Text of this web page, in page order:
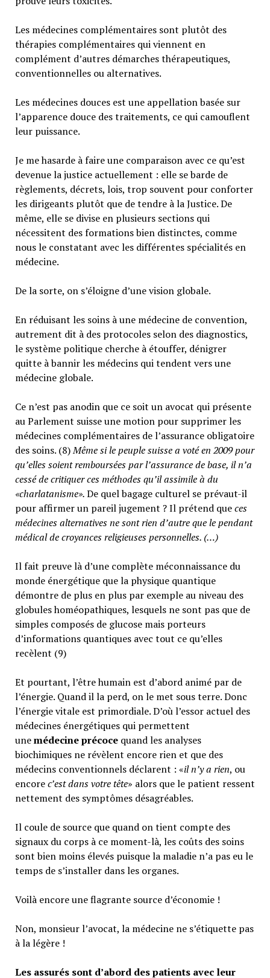
Les médecines complémentaires sont plutôt des
thérapies complémentaires qui viennent en
complément d’autres démarches thérapeutiques,
conventionnelles ou alternatives.
Les médecines douces est une appellation basée sur
l’apparence douce des traitements, ce qui camouflent
leur puissance.
Je me hasarde à faire une comparaison avec ce qu’est
devenue la justice actuellement : elle se barde de
règlements, décrets, lois, trop souvent pour conforter
les dirigeants plutôt que de tendre à la Justice. De
même, elle se divise en plusieurs sections qui
nécessitent des formations bien distinctes, comme
nous le constatant avec les différentes spécialités en
médecine.
De la sorte, on s’éloigne d’une vision globale.
En réduisant les soins à une médecine de convention,
autrement dit à des protocoles selon des diagnostics,
le système politique cherche à étouffer, dénigrer
quitte à bannir les médecins qui tendent vers une
médecine globale.
Ce n’est pas anodin que ce soit un avocat qui présente
au Parlement suisse une motion pour supprimer les
médecines complémentaires de l’assurance obligatoire
des soins. (8)Même si le peuple suisse a voté en 2009 pour
qu’elles soient remboursées par l’assurance de base, il n’a
cessé de critiquer ces méthodes qu’il assimile à du
«charlatanisme».De quel bagage culturel se prévaut-il
pour affirmer un pareil jugement ? Il prétend queces
médecines alternatives ne sont rien d’autre que le pendant
médical de croyances religieuses personnelles. (…)
Il fait preuve là d’une complète méconnaissance du
monde énergétique que la physique quantique
démontre de plus en plus par exemple au niveau des
globules homéopathiques, lesquels ne sont pas que de
simples composés de glucose mais porteurs
d’informations quantiques avec tout ce qu’elles
recèlent (9)
Et pourtant, l’être humain est d’abord animé par de
l’énergie. Quand il la perd, on le met sous terre. Donc
l’énergie vitale est primordiale. D’où l’essor actuel des
médecines énergétiques qui permettent
unemédecine précoce quand les analyses
biochimiques ne révèlent encore rien et que des
médecins conventionnels déclarent : «il n’y a rien, ou
encorec’est dans votre tête» alors que le patient ressent
nettement des symptômes désagréables.
Il coule de source que quand on tient compte des
signaux du corps à ce moment-là, les coûts des soins
sont bien moins élevés puisque la maladie n’a pas eu le
temps de s’installer dans les organes.
Voilà encore une flagrante source d’économie !
Non, monsieur l’avocat, la médecine ne s’étiquette pas
à la légère !
Les assurés sont d’abord des patients avec leur